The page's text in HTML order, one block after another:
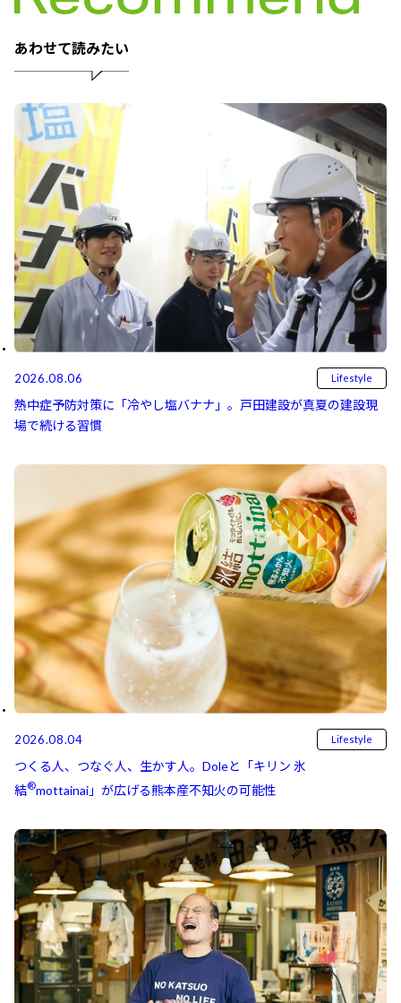
あわせて読みたい
2026.08.06 Lifestyle
熱中症予防対策に「冷やし塩バナナ」。戸田建設が真夏の建設現
場で続ける習慣
2026.08.04 Lifestyle
つくる人、つなぐ人、生かす人。Doleと「キリン 氷
結⁠⁠®mottainai」が広げる熊本産不知火の可能性